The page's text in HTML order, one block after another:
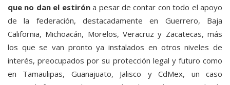
que no dan el estiróna pesar de contar con todo el apoyo
de la federación, destacadamente en Guerrero, Baja
California, Michoacán, Morelos, Veracruz y Zacatecas, más
los que se van pronto ya instalados en otros niveles de
interés, preocupados por su protección legal y futuro como
en Tamaulipas, Guanajuato, Jalisco y CdMex, un caso